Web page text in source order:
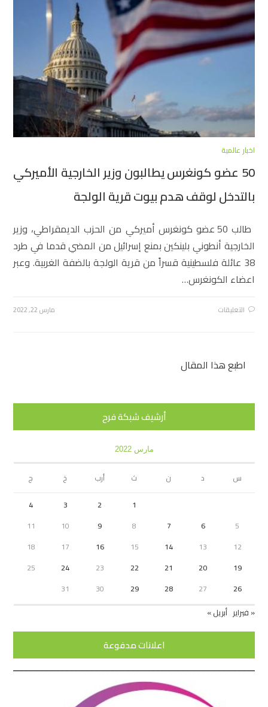
اخبار عالمية
50 عضو كونغرس يطالبون وزير الخارجية الأميركي
بالتدخل لوقف هدم بيوت قرية الولجة
طالب 50 عضو كونغرس أميركي من الحزب الديمقراطي، وزير
الخارجية أنطوني بلينكين بمنع إسرائيل من المضي قدما في طرد
38 عائلة فلسطينية قسراً من قرية الولجة بالضفة الغربية. وعبر
اعضاء الكونغرس…
التعليقات مارس 22, 2022
اطبع هذا المقال
أرشيف شبكة فرح
مارس 2022
س د ن ث أرب خ
ج
1
2
3
4
5
6
7
8
9
10
11
12
13
14
15
16
17
18
19
20
21
22
23
24
25
26
27
28
29
30
31
« فبراير أبريل »
اعلانات مدفوعة